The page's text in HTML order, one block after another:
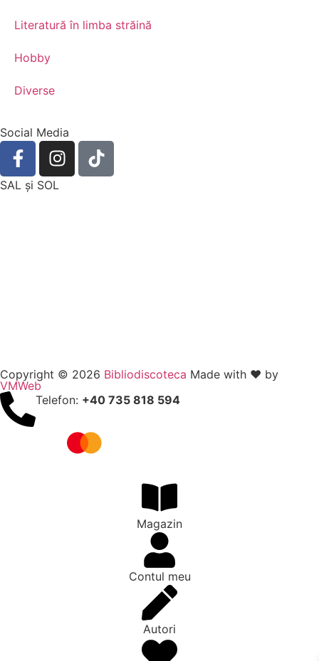
Literatură în limba străină
Hobby
Diverse
Social Media
SAL şi SOL
Copyright © 2026 Bibliodiscoteca Made with ❤️ by
VMWeb
Telefon: +40 735 818 594
Magazin
Contul meu
Autori